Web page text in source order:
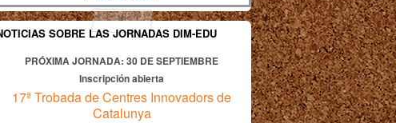
SOBRE LAS JORNADAS DIM-EDU
PRÓXIMA JORNADA: 30 DE SEPTIEMBRE
Inscripción abierta
17ª Trobada de Centres Innovadors de
Catalunya